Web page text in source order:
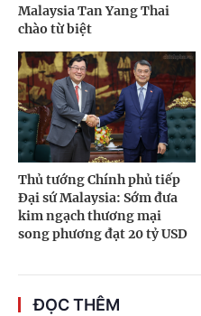
Malaysia Tan Yang Thai
chào từ biệt
Thủ tướng Chính phủ tiếp
Đại sứ Malaysia: Sớm đưa
kim ngạch thương mại
song phương đạt 20 tỷ USD
ĐỌC THÊM